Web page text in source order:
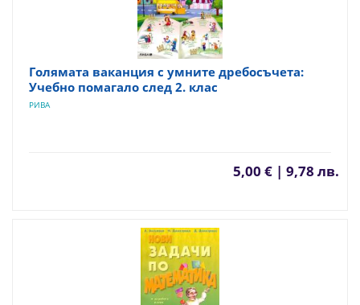
Голямата ваканция с умните дребосъчета:
Учебно помагало след 2. клас
РИВА
5,00 € | 9,78 лв.